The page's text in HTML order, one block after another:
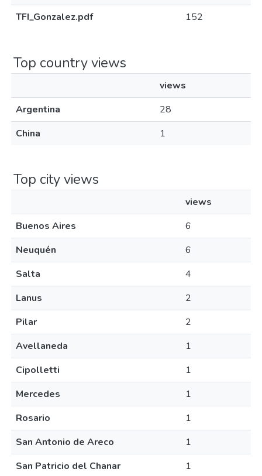
TFI_Gonzalez.pdf
152
Top country views
views
Argentina
28
China
1
Top city views
views
Buenos Aires
6
Neuquén
6
Salta
4
Lanus
2
Pilar
2
Avellaneda
1
Cipolletti
1
Mercedes
1
Rosario
1
San Antonio de Areco
1
San Patricio del Chanar
1